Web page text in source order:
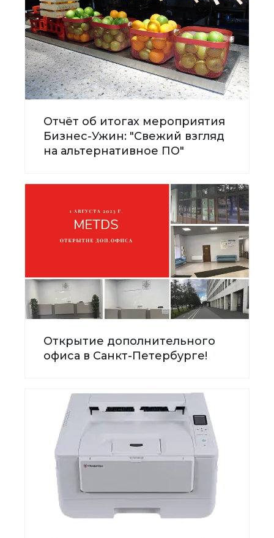
Отчёт об итогах мероприятия
Бизнес-Ужин: "Свежий взгляд
на альтернативное ПО"
Открытие дополнительного
офиса в Санкт-Петербурге!